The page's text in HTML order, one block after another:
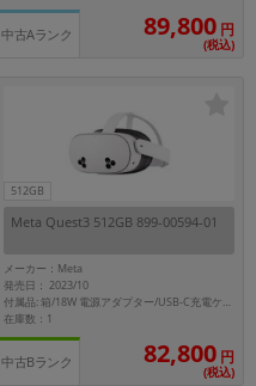
中古Aランク 89,800 円
(税込)
512GB
Meta Quest3 512GB 899-00594-01
メーカー：Meta
発売日： 2023/10
付属品: 箱/18W 電源アダプター/USB-C充電ケーブル/Meta Quest Touch Plusコントローラーx2/接顔部/マニュアル
在庫数：1
中古Bランク 82,800 円
(税込)
月 まで